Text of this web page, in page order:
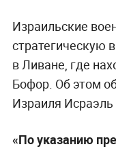
Израильские
стратегическую
в Ливане, где
Бофор. Об этом
Израиля
«По указанию